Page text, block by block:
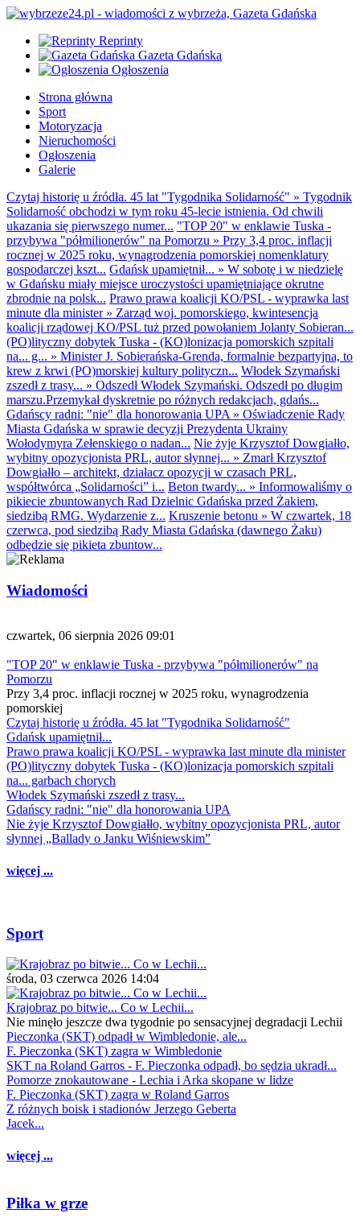
Reprinty
Gazeta Gdańska
Ogłoszenia
Strona główna
Sport
Motoryzacja
Nieruchomości
Ogłoszenia
Galerie
Czytaj historię u źródła. 45 lat "Tygodnika Solidarność" » Tygodnik
Solidarność obchodzi w tym roku 45-lecie istnienia. Od chwili
ukazania się pierwszego numer... "TOP 20" w enklawie Tuska -
przybywa "półmilionerów" na Pomorzu » Przy 3,4 proc. inflacji
rocznej w 2025 roku, wynagrodzenia pomorskiej nomenklatury
gospodarczej kszt... Gdańsk upamiętnił... » W sobotę i w niedzielę
w Gdańsku miały miejsce uroczystości upamiętniające okrutne
zbrodnie na polsk... Prawo prawa koalicji KO/PSL - wyprawka last
minute dla minister» Zarząd woj. pomorskiego, kwintesencja
koalicji rządowej KO/PSL tuż przed powołaniem Jolanty Sobieran...
(PO)lityczny dobytek Tuska - (KO)lonizacja pomorskich szpitali
na... g... » Minister J. Sobierańska-Grenda, formalnie bezpartyjna, to
krew z krwi (PO)morskiej kultury polityczn... Włodek Szymański
zszedł z trasy... » Odszedł Włodek Szymański. Odszedł po długim
marszu.Przemykał dyskretnie po różnych redakcjach, gdańs...
Gdańscy radni: "nie" dla honorowania UPA » Oświadczenie Rady
Miasta Gdańska w sprawie decyzji Prezydenta Ukrainy
Wołodymyra Zełenskiego o nadan... Nie żyje Krzysztof Dowgiałło,
wybitny opozycjonista PRL, autor słynnej... » Zmarł Krzysztof
Dowgiałło – architekt, działacz opozycji w czasach PRL,
współtwórca „Solidarności” i... Beton twardy... » Informowaliśmy o
pikiecie zbuntowanych Rad Dzielnic Gdańska przed Żakiem,
siedzibą RMG. Wydarzenie z... Kruszenie betonu » W czwartek, 18
czerwca, pod siedzibą Rady Miasta Gdańska (dawnego Żaku)
odbędzie się pikieta zbuntow...
Wiadomości
czwartek, 06 sierpnia 2026 09:01
"TOP 20" w enklawie Tuska - przybywa "półmilionerów" na
Pomorzu
Przy 3,4 proc. inflacji rocznej w 2025 roku, wynagrodzenia
pomorskiej
Czytaj historię u źródła. 45 lat "Tygodnika Solidarność"
Gdańsk upamiętnił...
Prawo prawa koalicji KO/PSL - wyprawka last minute dla minister
(PO)lityczny dobytek Tuska - (KO)lonizacja pomorskich szpitali
na... garbach chorych
Włodek Szymański zszedł z trasy...
Gdańscy radni: "nie" dla honorowania UPA
Nie żyje Krzysztof Dowgiałło, wybitny opozycjonista PRL, autor
słynnej „Ballady o Janku Wiśniewskim”
więcej ...
Sport
środa, 03 czerwca 2026 14:04
Krajobraz po bitwie... Co w Lechii...
Nie minęło jeszcze dwa tygodnie po sensacyjnej degradacji Lechii
Pieczonka (SKT) odpadł w Wimbledonie, ale...
F. Pieczonka (SKT) zagra w Wimbledonie
SKT na Roland Garros - F. Pieczonka odpadł, bo sędzia ukradł...
Pomorze znokautowane - Lechia i Arka skopane w lidze
F. Pieczonka (SKT) zagra w Roland Garros
Z różnych boisk i stadionów Jerzego Geberta
Jacek...
więcej ...
Piłka w grze